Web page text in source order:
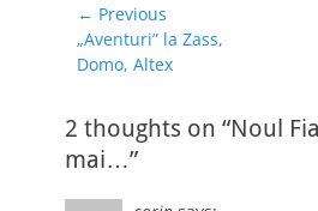
Navigare
în
articole
← Previous
Previous
post:
„Aventuri” la Zass,
Domo, Altex
2 thoughts on “Noul
mai…”